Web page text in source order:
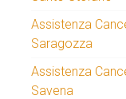
Assistenza
Saragozza
Assistenza
Savena